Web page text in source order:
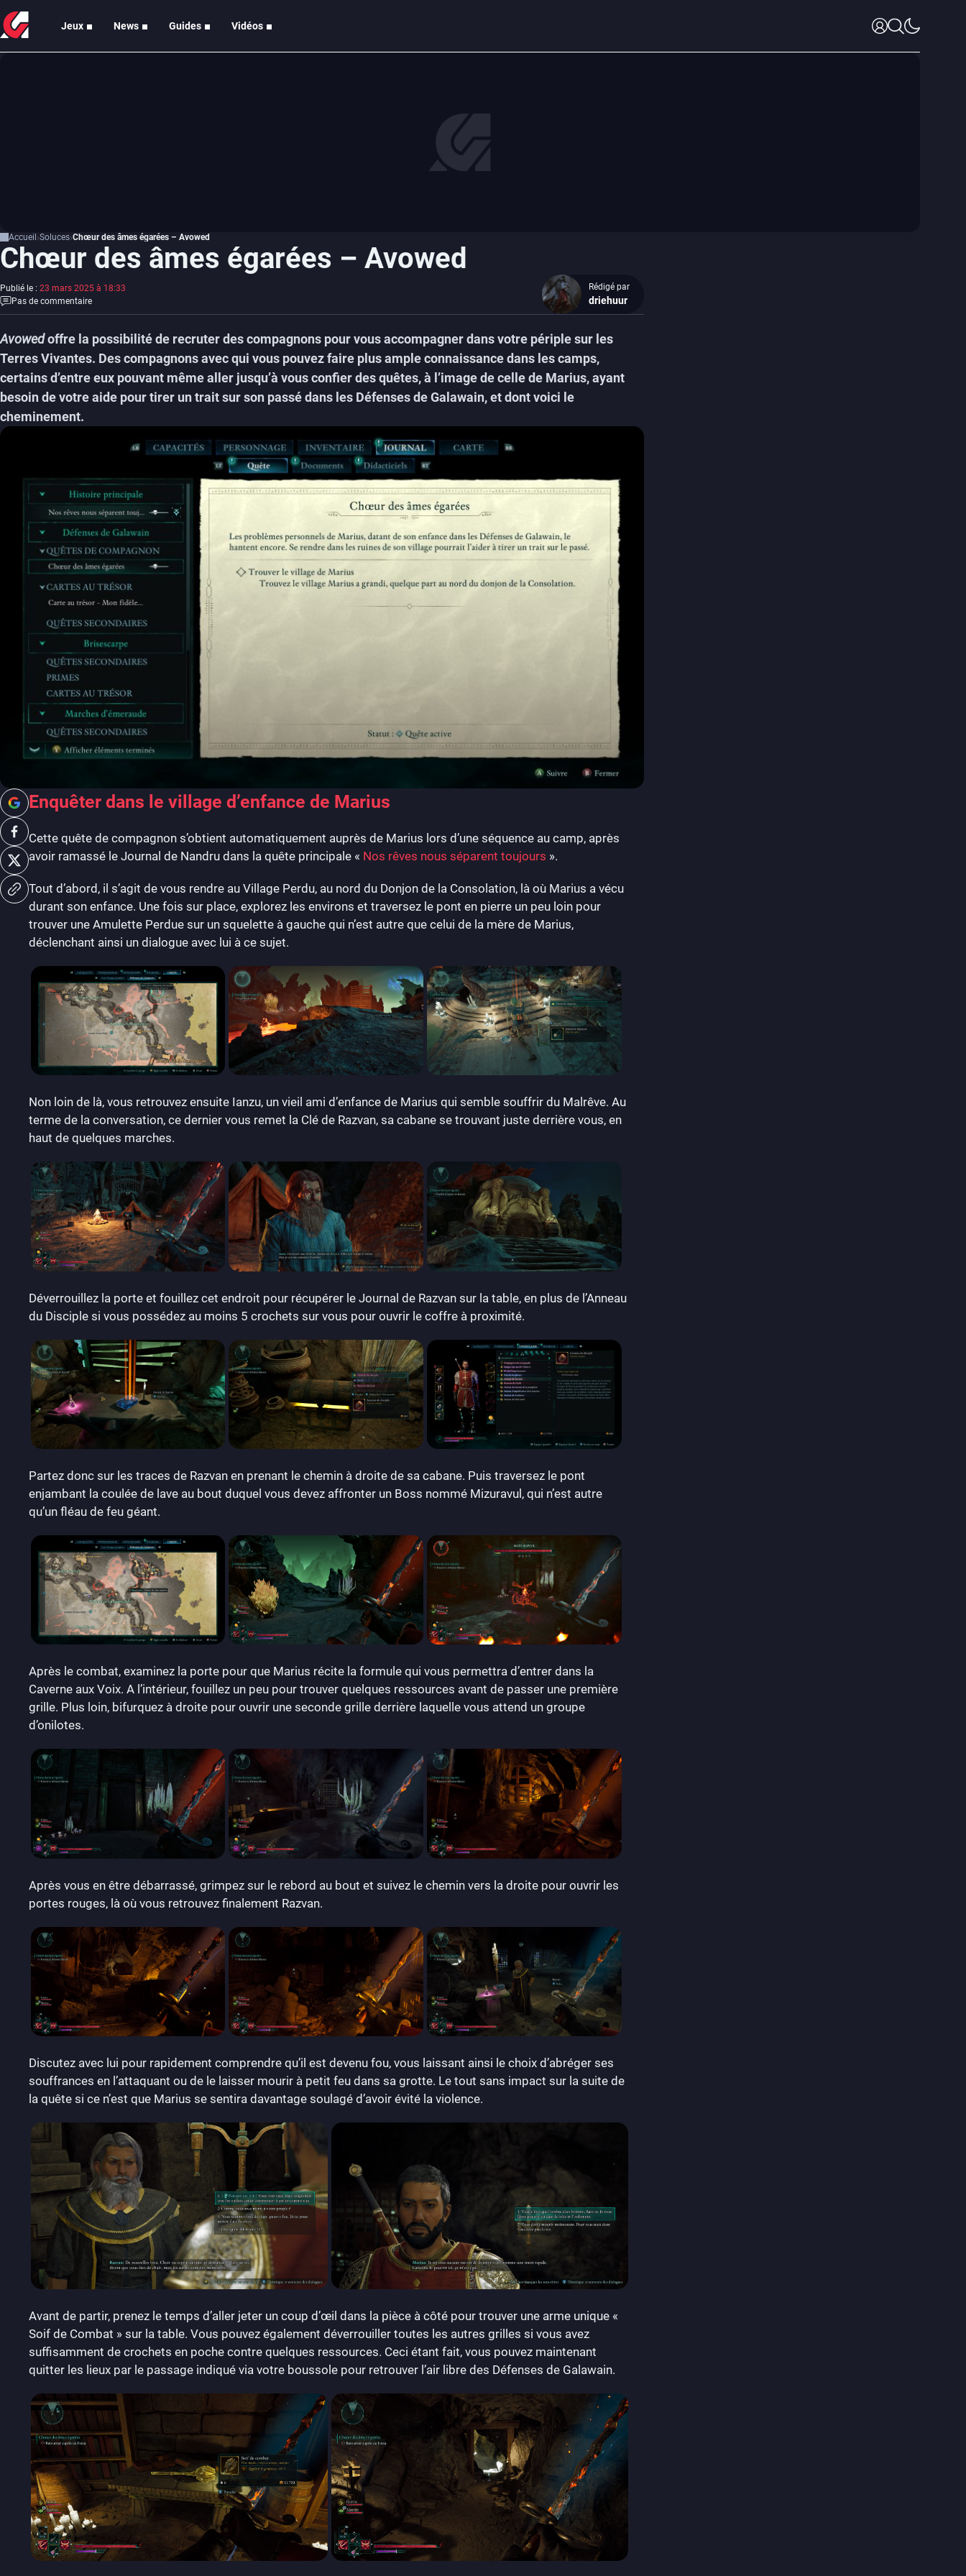
Jeux News Guides Vidéos
Accueil Soluces Chœur des âmes égarées – Avowed
Chœur des âmes égarées – Avowed
Publié le : 23 mars 2025 à 18:33
Pas de commentaire
Rédigé par
driehuur
Avowedoffre la possibilité de recruter des compagnons pour vous accompagner dans votre périple sur les
Terres Vivantes. Des compagnons avec qui vous pouvez faire plus ample connaissance dans les camps,
certains d’entre eux pouvant même aller jusqu’à vous confier des quêtes, à l’image de celle de Marius, ayant
besoin de votre aide pour tirer un trait sur son passé dans les Défenses de Galawain, et dont voici le
cheminement.
Enquêter dans le village d’enfance de Marius
Cette quête de compagnon s’obtient automatiquement auprès de Marius lors d’une séquence au camp, après
avoir ramassé le Journal de Nandru dans la quête principale « Nos rêves nous séparent toujours ».
Tout d’abord, il s’agit de vous rendre au Village Perdu, au nord du Donjon de la Consolation, là où Marius a vécu
durant son enfance. Une fois sur place, explorez les environs et traversez le pont en pierre un peu loin pour
trouver une Amulette Perdue sur un squelette à gauche qui n’est autre que celui de la mère de Marius,
déclenchant ainsi un dialogue avec lui à ce sujet.
Non loin de là, vous retrouvez ensuite Ianzu, un vieil ami d’enfance de Marius qui semble souffrir du Malrêve. Au
terme de la conversation, ce dernier vous remet la Clé de Razvan, sa cabane se trouvant juste derrière vous, en
haut de quelques marches.
Déverrouillez la porte et fouillez cet endroit pour récupérer le Journal de Razvan sur la table, en plus de l’Anneau
du Disciple si vous possédez au moins 5 crochets sur vous pour ouvrir le coffre à proximité.
Partez donc sur les traces de Razvan en prenant le chemin à droite de sa cabane. Puis traversez le pont
enjambant la coulée de lave au bout duquel vous devez affronter un Boss nommé Mizuravul, qui n’est autre
qu’un fléau de feu géant.
Après le combat, examinez la porte pour que Marius récite la formule qui vous permettra d’entrer dans la
Caverne aux Voix. A l’intérieur, fouillez un peu pour trouver quelques ressources avant de passer une première
grille. Plus loin, bifurquez à droite pour ouvrir une seconde grille derrière laquelle vous attend un groupe
d’onilotes.
Après vous en être débarrassé, grimpez sur le rebord au bout et suivez le chemin vers la droite pour ouvrir les
portes rouges, là où vous retrouvez finalement Razvan.
Discutez avec lui pour rapidement comprendre qu’il est devenu fou, vous laissant ainsi le choix d’abréger ses
souffrances en l’attaquant ou de le laisser mourir à petit feu dans sa grotte. Le tout sans impact sur la suite de
la quête si ce n’est que Marius se sentira davantage soulagé d’avoir évité la violence.
Avant de partir, prenez le temps d’aller jeter un coup d’œil dans la pièce à côté pour trouver une arme unique «
Soif de Combat » sur la table. Vous pouvez également déverrouiller toutes les autres grilles si vous avez
suffisamment de crochets en poche contre quelques ressources. Ceci étant fait, vous pouvez maintenant
quitter les lieux par le passage indiqué via votre boussole pour retrouver l’air libre des Défenses de Galawain.